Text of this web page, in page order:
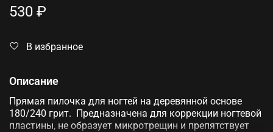
530 ₽
В избранное
Описание
Прямая пилочка для ногтей на деревянной основе
180/240 грит. Предназначена для коррекции ногтевой
пластины, не образует микротрещин и препятствует